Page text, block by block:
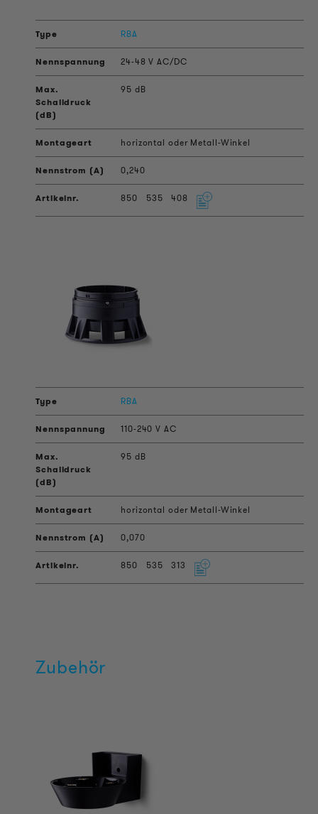
RBA
24-48 V AC/DC
95 dB
horizontal oder Metall-Winkel
0,240
850 535 408
RBA
110-240 V AC
95 dB
horizontal oder Metall-Winkel
0,070
850 535 313
Zubehör